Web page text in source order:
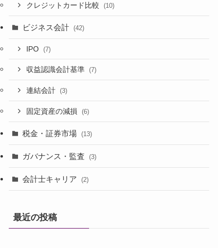
クレジットカード比較 (10)
ビジネス会計 (42)
IPO (7)
収益認識会計基準 (7)
連結会計 (3)
固定資産の減損 (6)
税金・証券市場 (13)
ガバナンス・監査 (3)
会計士キャリア (2)
最近の投稿